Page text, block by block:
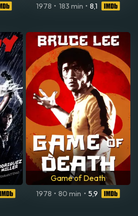
1978 • 183 min • 8,1
Game of Death
1978 • 80 min • 5,9